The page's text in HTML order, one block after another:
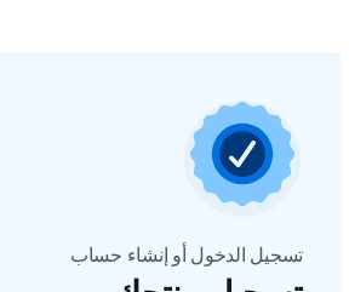
تسجيل الدخول أو إنشاء حساب